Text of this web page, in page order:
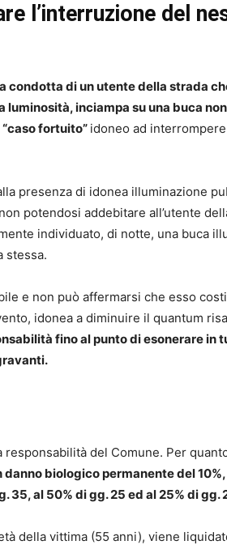
l’interruzione del
condotta di un utente della strada
inciampa su una buca
fortuito” idoneo ad
presenza di idonea illuminazione
potendosi addebitare all’utente
individuato, di notte, una buca
stessa.
e non può affermarsi che esso
idonea a diminuire il quantum
fino al punto di esonerare in
del Comune. Per
danno biologico permanente del
al 50% di gg. 25 ed al 25% di gg.
della vittima (55 anni), viene